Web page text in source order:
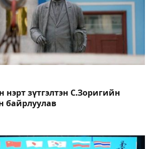
зүтгэлтэн С.Зоригийн
байрлуулав